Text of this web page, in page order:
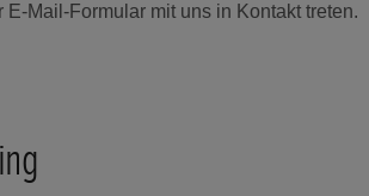
E-Mail-Formular mit uns in Kontakt treten.